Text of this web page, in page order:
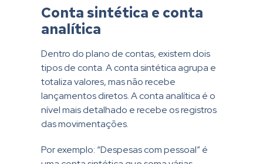
Conta sintética e conta
analítica
Dentro do plano de contas, existem dois
tipos de conta. A conta sintética agrupa e
totaliza valores, mas não recebe
lançamentos diretos. A conta analítica é o
nível mais detalhado e recebe os registros
das movimentações.
Por exemplo: “Despesas com pessoal” é